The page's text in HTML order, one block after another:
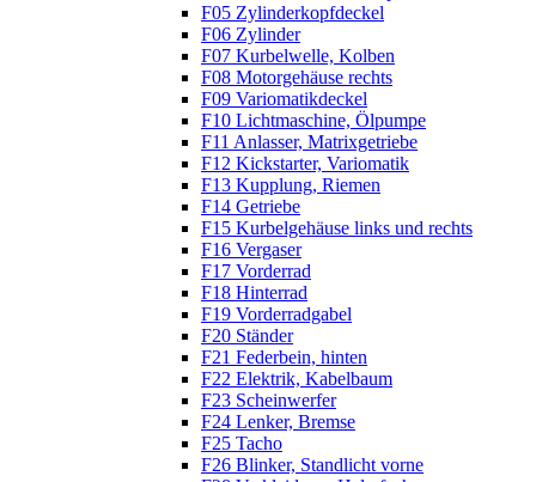
F05 Zylinderkopfdeckel
F06 Zylinder
F07 Kurbelwelle, Kolben
F08 Motorgehäuse rechts
F09 Variomatikdeckel
F10 Lichtmaschine, Ölpumpe
F11 Anlasser, Matrixgetriebe
F12 Kickstarter, Variomatik
F13 Kupplung, Riemen
F14 Getriebe
F15 Kurbelgehäuse links und rechts
F16 Vergaser
F17 Vorderrad
F18 Hinterrad
F19 Vorderradgabel
F20 Ständer
F21 Federbein, hinten
F22 Elektrik, Kabelbaum
F23 Scheinwerfer
F24 Lenker, Bremse
F25 Tacho
F26 Blinker, Standlicht vorne